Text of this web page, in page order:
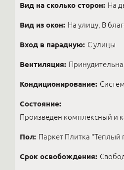
Вид на сколько сторон: На
Вид из окон: На улицу, В
Вход в парадную: С улицы
Вентиляция:
Кондиционирование:
Состояние:
Произведен комплексный и
Пол: Паркет Плитка "Теплый
Срок освобождения: